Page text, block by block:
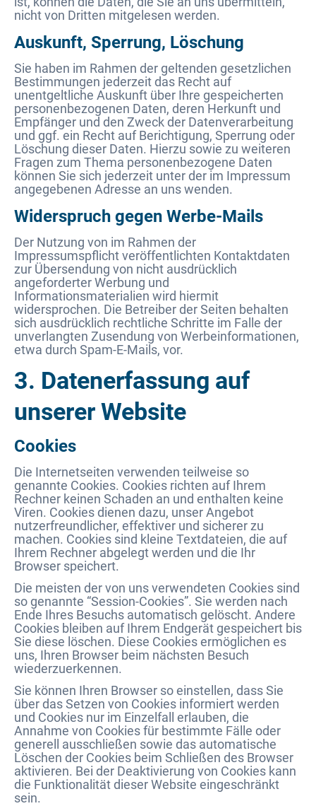
nicht von Dritten mitgelesen werden.
Auskunft, Sperrung, Löschung
Sie haben im Rahmen der geltenden gesetzlichen
Bestimmungen jederzeit das Recht auf
unentgeltliche Auskunft über Ihre gespeicherten
personenbezogenen Daten, deren Herkunft und
Empfänger und den Zweck der Datenverarbeitung
und ggf. ein Recht auf Berichtigung, Sperrung oder
Löschung dieser Daten. Hierzu sowie zu weiteren
Fragen zum Thema personenbezogene Daten
können Sie sich jederzeit unter der im Impressum
angegebenen Adresse an uns wenden.
Widerspruch gegen Werbe-Mails
Der Nutzung von im Rahmen der
Impressumspflicht veröffentlichten Kontaktdaten
zur Übersendung von nicht ausdrücklich
angeforderter Werbung und
Informationsmaterialien wird hiermit
widersprochen. Die Betreiber der Seiten behalten
sich ausdrücklich rechtliche Schritte im Falle der
unverlangten Zusendung von Werbeinformationen,
etwa durch Spam-E-Mails, vor.
3. Datenerfassung auf
unserer Website
Cookies
Die Internetseiten verwenden teilweise so
genannte Cookies. Cookies richten auf Ihrem
Rechner keinen Schaden an und enthalten keine
Viren. Cookies dienen dazu, unser Angebot
nutzerfreundlicher, effektiver und sicherer zu
machen. Cookies sind kleine Textdateien, die auf
Ihrem Rechner abgelegt werden und die Ihr
Browser speichert.
Die meisten der von uns verwendeten Cookies sind
so genannte “Session-Cookies”. Sie werden nach
Ende Ihres Besuchs automatisch gelöscht. Andere
Cookies bleiben auf Ihrem Endgerät gespeichert bis
Sie diese löschen. Diese Cookies ermöglichen es
uns, Ihren Browser beim nächsten Besuch
wiederzuerkennen.
Sie können Ihren Browser so einstellen, dass Sie
über das Setzen von Cookies informiert werden
und Cookies nur im Einzelfall erlauben, die
Annahme von Cookies für bestimmte Fälle oder
generell ausschließen sowie das automatische
Löschen der Cookies beim Schließen des Browser
aktivieren. Bei der Deaktivierung von Cookies kann
die Funktionalität dieser Website eingeschränkt
sein.